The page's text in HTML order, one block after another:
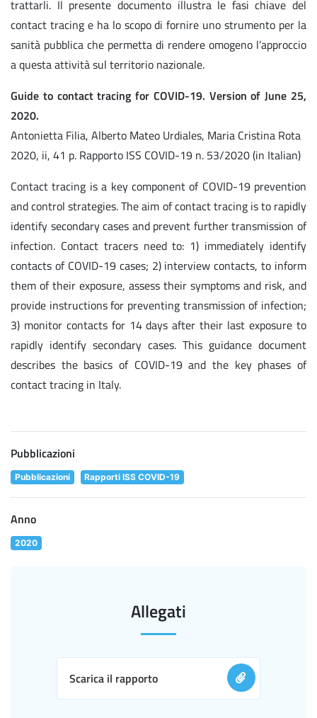
trattarli. Il presente documento illustra le fasi chiave del
contact tracing e ha lo scopo di fornire uno strumento per la
sanità pubblica che permetta di rendere omogeno l’approccio
a questa attività sul territorio nazionale.
Guide to contact tracing for COVID-19. Version of June 25,
2020.
Antonietta Filia, Alberto Mateo Urdiales, Maria Cristina Rota
2020, ii, 41 p. Rapporto ISS COVID-19 n. 53/2020 (in Italian)
Contact tracing is a key component of COVID-19 prevention
and control strategies. The aim of contact tracing is to rapidly
identify secondary cases and prevent further transmission of
infection. Contact tracers need to: 1) immediately identify
contacts of COVID-19 cases; 2) interview contacts, to inform
them of their exposure, assess their symptoms and risk, and
provide instructions for preventing transmission of infection;
3) monitor contacts for 14 days after their last exposure to
rapidly identify secondary cases. This guidance document
describes the basics of COVID-19 and the key phases of
contact tracing in Italy.
Pubblicazioni
Pubblicazioni Rapporti ISS COVID-19
Anno
2020
Allegati
Scarica il rapporto